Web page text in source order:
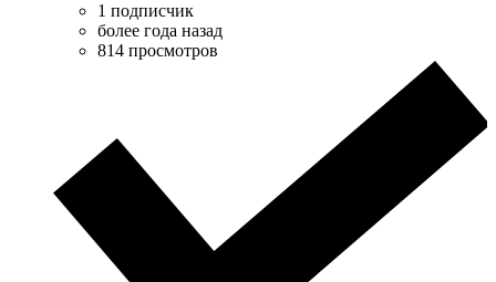
1 подписчик
более года назад
814 просмотров